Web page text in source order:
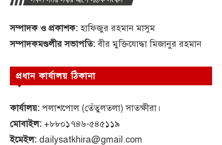
সম্পাদক ও প্রকাশক:হাফিজুর রহমান মাসুম
সম্পাদকমণ্ডলীর সভাপতি:বীর মুক্তিযোদ্ধা মিজানুর রহমান
প্রধান কার্যালয় ঠিকানা
কার্যালয়: পলাশপোল (তেঁতুলতলা) সাতক্ষীরা।
মোবাইল: +৮৮০১৭৪৬-৫৪৫১১৯
ইমেইল: dailysatkhira@gmail.com